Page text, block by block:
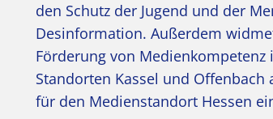
den Schutz der Jugend und der
Desinformation. Außerdem
Förderung von
Standorten Kassel und
für den Medienstandort Hessen